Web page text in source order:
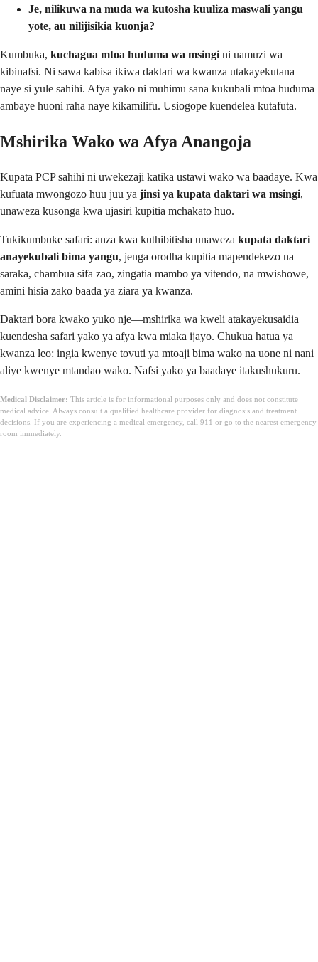
Je, nilikuwa na muda wa kutosha kuuliza maswali yangu
yote, au nilijisikia kuonja?
Kumbuka, kuchagua mtoa huduma wa msingi ni uamuzi wa
kibinafsi. Ni sawa kabisa ikiwa daktari wa kwanza utakayekutana
naye si yule sahihi. Afya yako ni muhimu sana kukubali mtoa huduma
ambaye huoni raha naye kikamilifu. Usiogope kuendelea kutafuta.
Mshirika Wako wa Afya Anangoja
Kupata PCP sahihi ni uwekezaji katika ustawi wako wa baadaye. Kwa
kufuata mwongozo huu juu ya jinsi ya kupata daktari wa msingi,
unaweza kusonga kwa ujasiri kupitia mchakato huo.
Tukikumbuke safari: anza kwa kuthibitisha unaweza kupata daktari
anayekubali bima yangu, jenga orodha kupitia mapendekezo na
saraka, chambua sifa zao, zingatia mambo ya vitendo, na mwishowe,
amini hisia zako baada ya ziara ya kwanza.
Daktari bora kwako yuko nje—mshirika wa kweli atakayekusaidia
kuendesha safari yako ya afya kwa miaka ijayo. Chukua hatua ya
kwanza leo: ingia kwenye tovuti ya mtoaji bima wako na uone ni nani
aliye kwenye mtandao wako. Nafsi yako ya baadaye itakushukuru.
Medical Disclaimer: This article is for informational purposes only and does not constitute
medical advice. Always consult a qualified healthcare provider for diagnosis and treatment
decisions. If you are experiencing a medical emergency, call 911 or go to the nearest emergency
room immediately.